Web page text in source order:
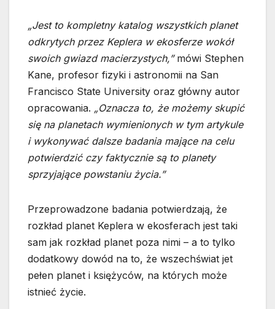
„Jest to kompletny katalog wszystkich planet
odkrytych przez Keplera w ekosferze wokół
swoich gwiazd macierzystych,”mówi Stephen
Kane, profesor fizyki i astronomii na San
Francisco State University oraz główny autor
opracowania. „Oznacza to, że możemy skupić
się na planetach wymienionych w tym artykule
i wykonywać dalsze badania mające na celu
potwierdzić czy faktycznie są to planety
sprzyjające powstaniu życia.”
Przeprowadzone badania potwierdzają, że
rozkład planet Keplera w ekosferach jest taki
sam jak rozkład planet poza nimi – a to tylko
dodatkowy dowód na to, że wszechświat jet
pełen planet i księżyców, na których może
istnieć życie.